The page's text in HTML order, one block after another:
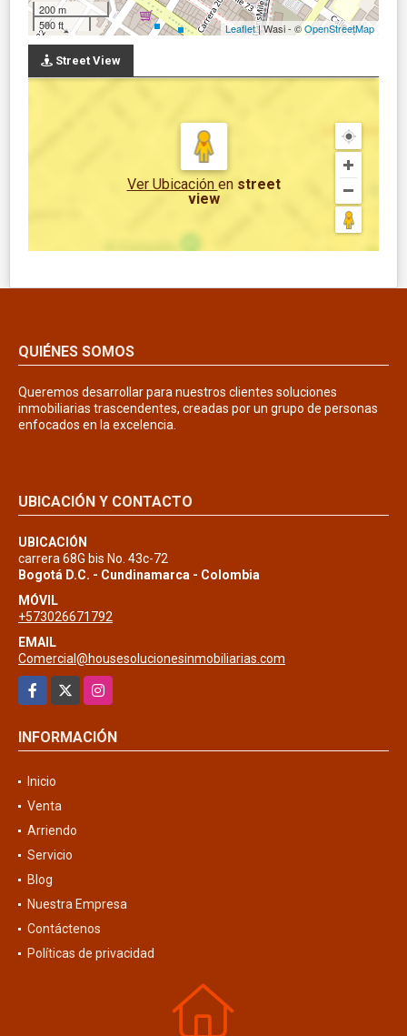
200 m
500 ft
Leaflet| Wasi - ©OpenStreetMap
Street View
Ver Ubicación en street
view
QUIÉNES SOMOS
Queremos desarrollar para nuestros clientes soluciones
inmobiliarias trascendentes, creadas por un grupo de personas
enfocados en la excelencia.
UBICACIÓN Y CONTACTO
UBICACIÓN
carrera 68G bis No. 43c-72
Bogotá D.C. - Cundinamarca - Colombia
MÓVIL
+573026671792
EMAIL
Comercial@housesolucionesinmobiliarias.com
Facebook
Instagram
INFORMACIÓN
Inicio
Venta
Arriendo
Servicio
Blog
Nuestra Empresa
Contáctenos
Políticas de privacidad